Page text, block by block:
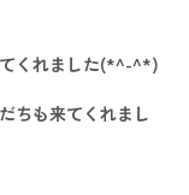
てくれました(*^-^*)
ちも来てくれまし